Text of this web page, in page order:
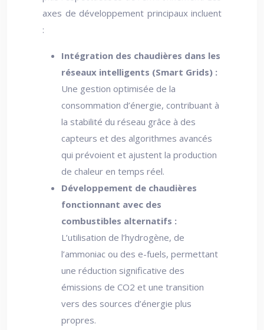
axes de développement principaux incluent
:
Intégration des chaudières dans les
réseaux intelligents (Smart Grids) :
Une gestion optimisée de la
consommation d’énergie, contribuant à
la stabilité du réseau grâce à des
capteurs et des algorithmes avancés
qui prévoient et ajustent la production
de chaleur en temps réel.
Développement de chaudières
fonctionnant avec des
combustibles alternatifs :
L’utilisation de l’hydrogène, de
l’ammoniac ou des e-fuels, permettant
une réduction significative des
émissions de CO2 et une transition
vers des sources d’énergie plus
propres.